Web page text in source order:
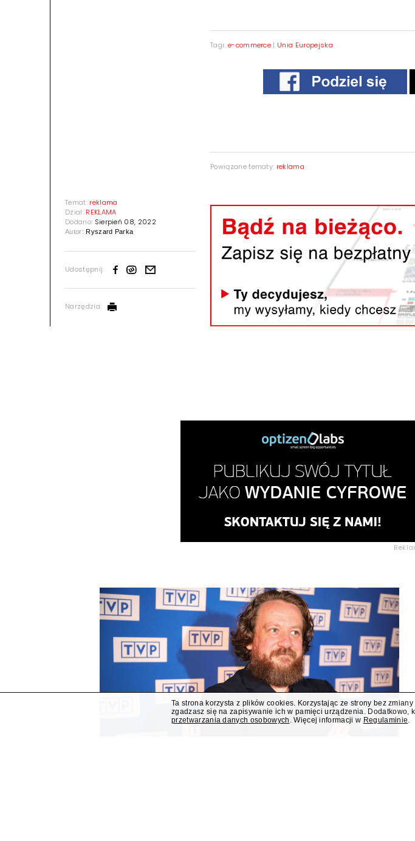
Temat: reklama
Dział: REKLAMA
Dodano: Sierpień 08, 2022
Autor:Ryszard Parka
Udostępnij:
Narzędzia:
Tagi: e-commerce | Unia Europejska
Powiązane tematy: reklama
Ta strona korzysta z plików cookies. Korzystając ze strony bez
zgadzasz się na zapisywanie ich w pamięci urządzenia. Dodatkowo,
przetwarzania danych osobowych . Więcej informacji w Regulaminie.